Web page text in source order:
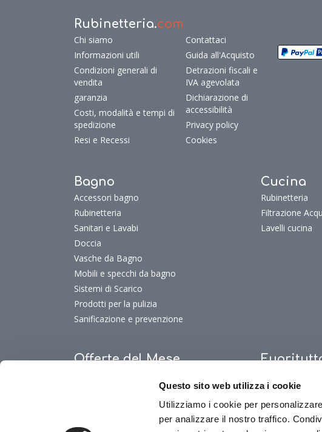
Questo sito web utilizza i cookie
Utilizziamo i cookie per
per analizzare il nostro traffico.
Rubinetteria.com
Chi siamo
Informazioni utili
Condizioni generali di
vendita
garanzia
Costi, modalità e tempi di
spedizione
Resi e Recessi
Contattaci
Guida all'Acquisto
Detrazioni fiscali e
IVA agevolata
Dichiarazione di
accessibilità
Privacy policy
Cookies
Bagno
Accessori bagno
Rubinetteria
Sanitari e Lavabi
Doccia
Vasche da Bagno
Mobili e specchi da bagno
Sistemi di Scarico
Prodotti per la pulizia
Sanificazione e prevenzione
Cucina
Rubinetteria
Filtrazione
Lavelli cucina
Offerte del Mese
FuoriTutto
FuoriTutto
FuoriTutto